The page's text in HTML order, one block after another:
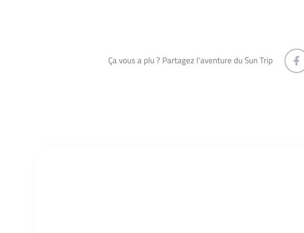
Ça vous a plu ? Partagez l'aventure du Sun Trip